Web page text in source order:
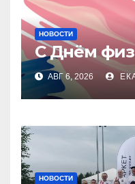
НОВОСТИ
С Днём
АВГ 6, 2026
НОВОСТИ